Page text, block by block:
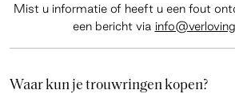
Mist u informatie of heeft u een fout
een bericht via
Waar kun je trouwringen kopen?